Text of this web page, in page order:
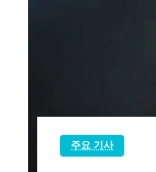
주요 기사